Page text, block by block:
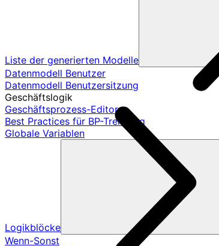
Liste der generierten Modelle
Datenmodell Benutzer
Datenmodell Benutzersitzung
Geschäftslogik
Geschäftsprozess-Editor
Best Practices für BP-Trennung
Globale Variablen
Logikblöcke
Wenn-Sonst